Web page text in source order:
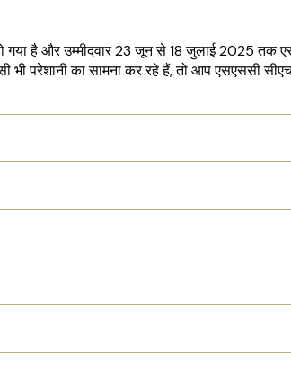
है और उम्मीदवार 23 जून से 18 जुलाई 2025 तक
परेशानी का सामना कर रहे हैं, तो आप एसएससी